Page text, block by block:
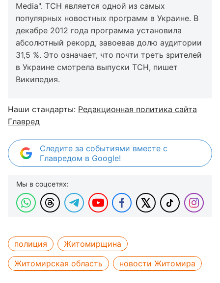
Media". ТСН является одной из самых
популярных новостных программ в Украине. В
декабре 2012 года программа установила
абсолютный рекорд, завоевав долю аудитории
31,5 %. Это означает, что почти треть зрителей
в Украине смотрела выпуски ТСН, пишет
Википедия.
Наши стандарты: Редакционная политика сайта
Главред
Следите за событиями вместе с
Главредом в Google!
Мы в соцсетях:
полиция
Житомирщина
Житомирская область
новости Житомира